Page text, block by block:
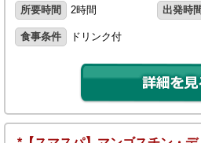
所要時間
2時間 出発時間
食事条件 ドリンク付